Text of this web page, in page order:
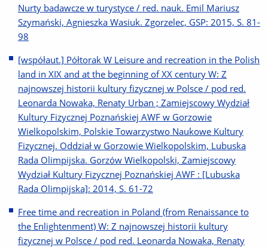
Nurty badawcze w turystyce / red. nauk. Emil Mariusz
Szymański, Agnieszka Wasiuk. Zgorzelec, GSP: 2015, S. 81-
98
[współaut.] Półtorak W Leisure and recreation in the Polish
land in XIX and at the beginning of XX century W: Z
najnowszej historii kultury fizycznej w Polsce / pod red.
Leonarda Nowaka, Renaty Urban ; Zamiejscowy Wydział
Kultury Fizycznej Poznańskiej AWF w Gorzowie
Wielkopolskim, Polskie Towarzystwo Naukowe Kultury
Fizycznej. Oddział w Gorzowie Wielkopolskim, Lubuska
Rada Olimpijska. Gorzów Wielkopolski, Zamiejscowy
Wydział Kultury Fizycznej Poznańskiej AWF : [Lubuska
Rada Olimpijska]: 2014, S. 61-72
Free time and recreation in Poland (from Renaissance to
the Enlightenment) W: Z najnowszej historii kultury
fizycznej w Polsce / pod red. Leonarda Nowaka, Renaty